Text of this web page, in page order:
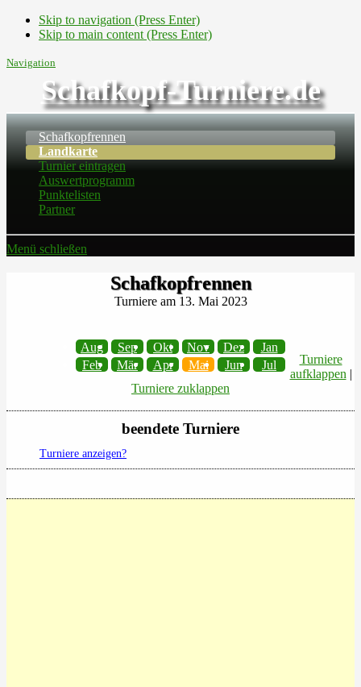
Skip to navigation (Press Enter)
Skip to main content (Press Enter)
Navigation
Schafkopf-Turniere.de
Schafkopfrennen
Landkarte
Turnier eintragen
Auswertprogramm
Punktelisten
Partner
Menü schließen
Schafkopfrennen
Turniere am 13. Mai 2023
Aug Sep Okt Nov Dez
Jan
Feb
Mär Apr Mai Jun Jul
Turniere
aufklappen |
Turniere zuklappen
beendete Turniere
Turniere anzeigen?